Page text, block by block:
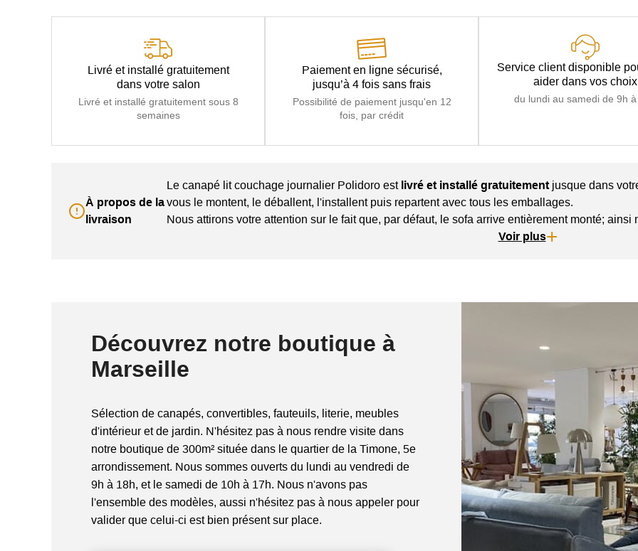
Livré et installé gratuitement
dans votre salon
Livré et installé gratuitement sous 8
semaines
Paiement en ligne sécurisé,
jusqu’à 4 fois sans frais
Possibilité de paiement jusqu'en 12
fois, par crédit
Service client disponible
aider dans vos choix
du lundi au samedi de 9h
À propos de la
livraison
Le canapé lit couchage journalier Polidoro estlivré et installé gratuitementjusque dans
vous le montent, le déballent, l'installent puis repartent avec tous les emballages.
Nous attirons votre attention sur le fait que, par défaut, le sofa arrive entièrement monté;
celui ci passera les accès de votre logement. Si ce n'est pas le cas, vous pouvez opter pour
Voir plus
Découvrez notre boutique à
Marseille
Sélection de canapés, convertibles, fauteuils, literie, meubles
d'intérieur et de jardin. N'hésitez pas à nous rendre visite dans
notre boutique de 300m² située dans le quartier de la Timone, 5e
arrondissement. Nous sommes ouverts du lundi au vendredi de
9h à 18h, et le samedi de 10h à 17h. Nous n'avons pas
l'ensemble des modèles, aussi n'hésitez pas à nous appeler pour
valider que celui-ci est bien présent sur place.